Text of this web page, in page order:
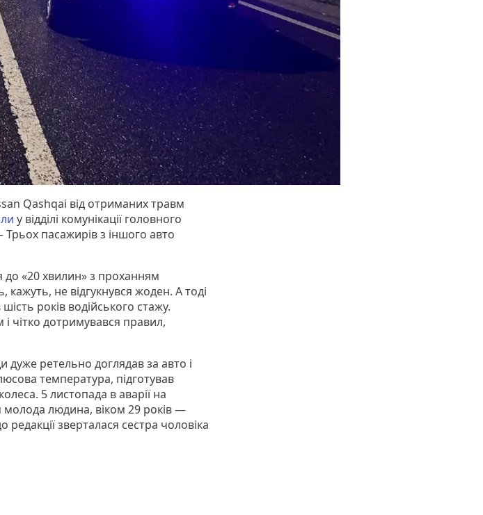
Qashqai від отриманих травм
у відділі комунікації головного
Трьох пасажирів з іншого авто
до «20 хвилин» з проханням
кажуть, не відгукнувся жоден. А тоді
років водійського стажу.
чітко дотримувався правил,
ретельно доглядав за авто і
температура, підготував
5 листопада в аварії на
людина, віком 29 років —
зверталася сестра чоловіка